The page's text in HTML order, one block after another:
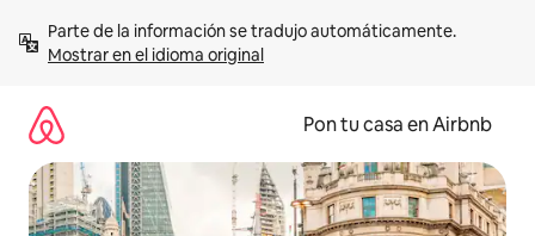
contenidoMostrar en el idioma original
Pon tu casa en Airbnb